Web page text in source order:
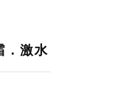
．激水